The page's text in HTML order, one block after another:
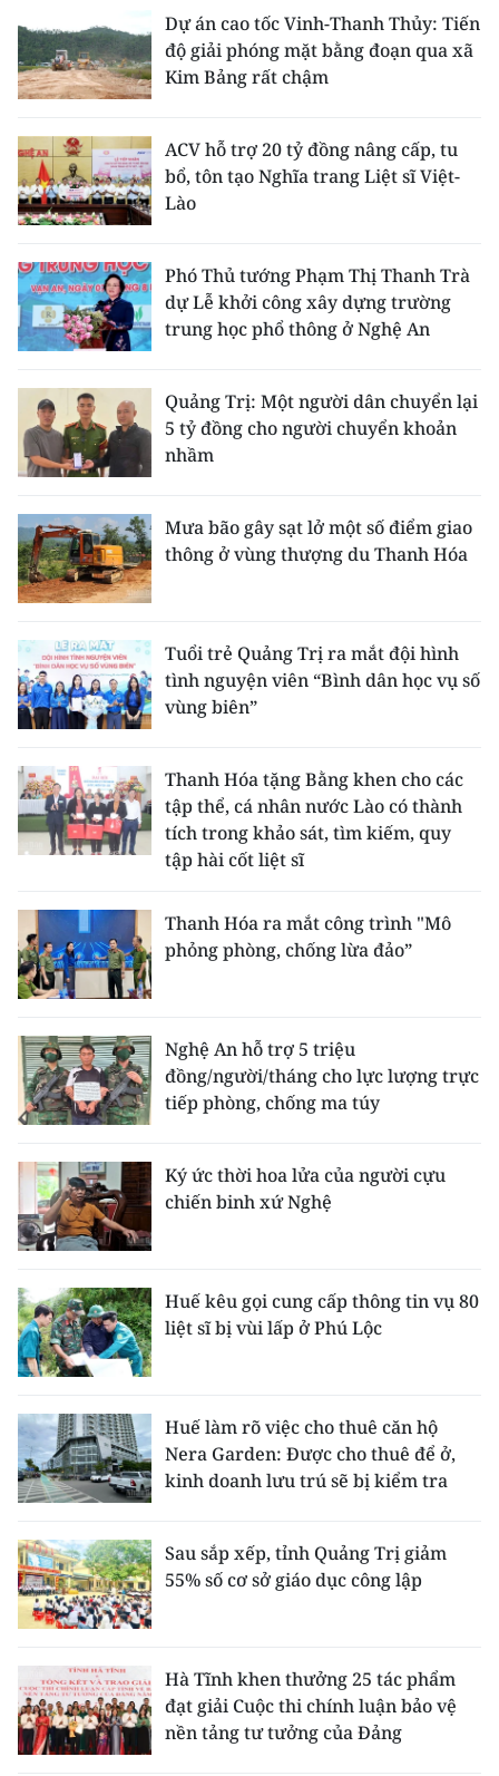
Dự án cao tốc Vinh-Thanh Thủy: Tiến
độ giải phóng mặt bằng đoạn qua xã
Kim Bảng rất chậm
ACV hỗ trợ 20 tỷ đồng nâng cấp, tu
bổ, tôn tạo Nghĩa trang Liệt sĩ Việt-
Lào
Phó Thủ tướng Phạm Thị Thanh Trà
dự Lễ khởi công xây dựng trường
trung học phổ thông ở Nghệ An
Quảng Trị: Một người dân chuyển lại
5 tỷ đồng cho người chuyển khoản
nhầm
Mưa bão gây sạt lở một số điểm giao
thông ở vùng thượng du Thanh Hóa
Tuổi trẻ Quảng Trị ra mắt đội hình
tình nguyện viên “Bình dân học vụ số
vùng biên”
Thanh Hóa tặng Bằng khen cho các
tập thể, cá nhân nước Lào có thành
tích trong khảo sát, tìm kiếm, quy
tập hài cốt liệt sĩ
Thanh Hóa ra mắt công trình "Mô
phỏng phòng, chống lừa đảo”
Nghệ An hỗ trợ 5 triệu
đồng/người/tháng cho lực lượng trực
tiếp phòng, chống ma túy
Ký ức thời hoa lửa của người cựu
chiến binh xứ Nghệ
Huế kêu gọi cung cấp thông tin vụ 80
liệt sĩ bị vùi lấp ở Phú Lộc
Huế làm rõ việc cho thuê căn hộ
Nera Garden: Được cho thuê để ở,
kinh doanh lưu trú sẽ bị kiểm tra
Sau sắp xếp, tỉnh Quảng Trị giảm
55% số cơ sở giáo dục công lập
Hà Tĩnh khen thưởng 25 tác phẩm
đạt giải Cuộc thi chính luận bảo vệ
nền tảng tư tưởng của Đảng